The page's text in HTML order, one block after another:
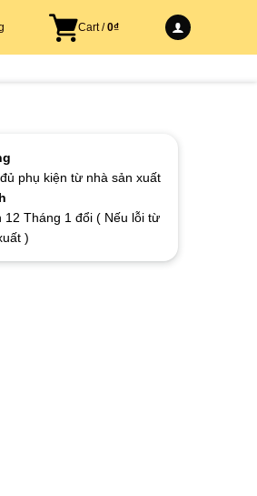
Cart /0₫
phụ kiện từ nhà sản xuất
12 Tháng 1 đổi ( Nếu lỗi từ
)